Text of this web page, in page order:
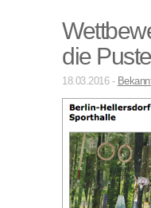
die
18.03.2016 -